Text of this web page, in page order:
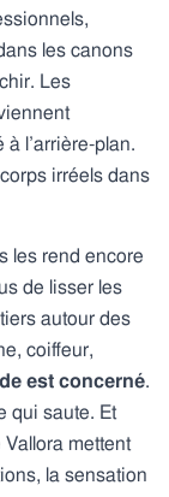
les canons
Les
à l’arrière-plan.
irréels dans
les rend encore
de lisser les
autour des
coiffeur,
est concerné.
qui saute. Et
mettent
la sensation